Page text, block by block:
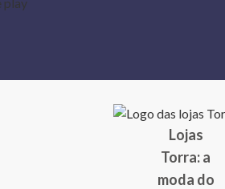
Lojas
Torra: a
moda do